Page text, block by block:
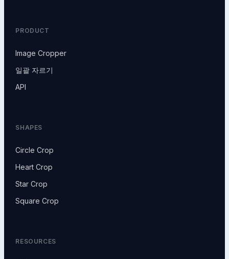
PRODUCT
Image Cropper
일괄 자르기
API
SHAPES
Circle Crop
Heart Crop
Star Crop
Square Crop
RESOURCES